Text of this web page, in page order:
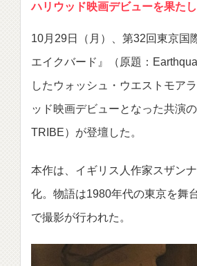
ハリウッド映画デビューを果た
10月29日（月）、第32回東京国
エイクバード』（原題：
したウォッシュ・ウエストモア
ッド映画デビューとなった共演
TRIBE）が登壇した。
本作は、イギリス人作家スザン
化。物語は1980年代の東京を舞
で撮影が行われた。